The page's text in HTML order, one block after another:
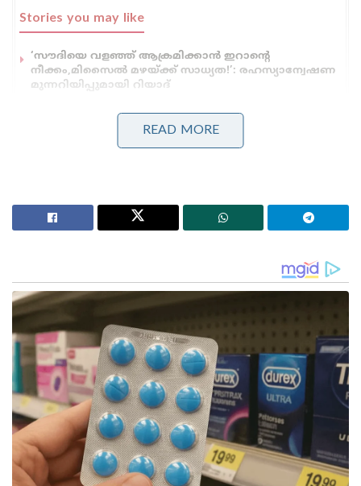
Stories you may like
‘സൗദിയെ വളഞ്ഞ് ആക്രമിക്കാൻ ഇറാന്റെ
നീക്കം,മിസൈൽ മഴയ്ക്ക് സാധ്യത!’: രഹസ്യാന്വേഷണ
മുന്നറിയിപ്പുമായി റിയാദ്
അടിമകളാക്കി; മെറ്റയ്ക്ക് 4800 കോടിയുടെ വൻ പിഴ!’:
പണി കൊടുത്ത് അമേരിക്കൻ കോടതി
കൂടുതൽ രൂക്ഷമാകും. ആശയവിനിമയ
സംവിധാനങ്ങൾ വിച്ഛേദിക്കപ്പെട്ടത്. ഭൂകമ്പത്തിന്റെ
തടസ്സമായി എന്നും ഫീനിക്‌സ് കൂട്ടിച്ചേർത്തു.
വെള്ളിയാഴ്ചയായിരുന്നു മ്യാൻമറിൽ അതിശക്തമായ
ഭൂചലനം അനുഭവപ്പെട്ടത്. റിക്ടർ സ്‌കെയിലിൽ തീവ്രത
7.7യായിരുന്നു രേഖപ്പെടുത്തിയത്.
മ്യാൻമറിലെ മണ്ടാലെ നഗരത്തിൽ 10 കിലോ മീറ്റർ
ആഴത്തിൽ ആയിരുന്നു ഭൂചലനത്തിന്റെ പ്രഭവ കേന്ദ്രം.
ഇതുവരെ 1600 ലധികം പേർക്ക് ഭൂചലനത്തിൽ ജീവൻ
നഷ്ടമായി.
Tags: myanmar EARTH QUAKE
READ MORE